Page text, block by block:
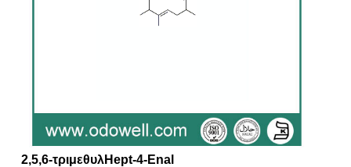
2,5,6-τριμεθυλHept-4-Enal